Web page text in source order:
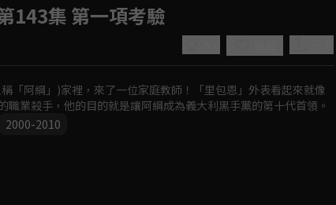
143集 第一項考驗
「阿綱」)家裡，來了一位家庭教師！「里包恩」外表看起來就像
業殺手，他的目的就是讓阿綱成為義大利黑手黨的第十代首領。
2000-2010